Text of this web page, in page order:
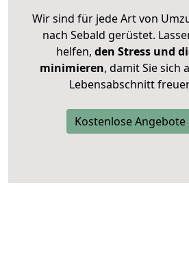
Wir sind für jede Art von
nach Sebald gerüstet.
helfen, den Stress und
minimieren, damit Sie sich
Lebensabschnitt
Kostenlose